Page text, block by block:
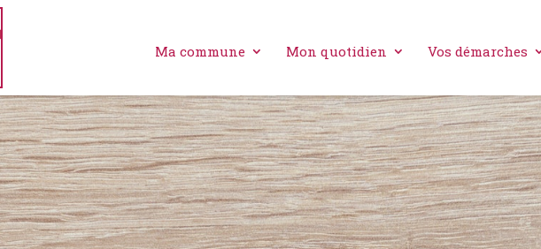
Ma commune Mon quotidien Vos démarches